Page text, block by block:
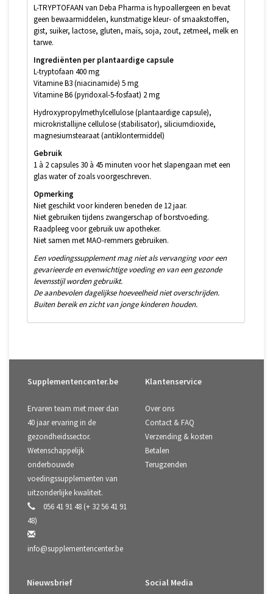
L-TRYPTOFAAN van Deba Pharma is hypoallergeen en bevat
geen bewaarmiddelen, kunstmatige kleur- of smaakstoffen,
gist, suiker, lactose, gluten, maïs, soja, zout, zetmeel, melk en
tarwe.
Ingrediënten per plantaardige capsule
L-tryptofaan 400 mg
Vitamine B3 (niacinamide) 5 mg
Vitamine B6 (pyridoxal-5-fosfaat) 2 mg
Hydroxypropylmethylcellulose (plantaardige capsule),
microkristallijne cellulose (stabilisator), siliciumdioxide,
magnesiumstearaat (antiklontermiddel)
Gebruik
1 à 2 capsules 30 à 45 minuten voor het slapengaan met een
glas water of zoals voorgeschreven.
Opmerking
Niet geschikt voor kinderen beneden de 12 jaar.
Niet gebruiken tijdens zwangerschap of borstvoeding.
Raadpleeg voor gebruik uw apotheker.
Niet samen met MAO-remmers gebruiken.
Een voedingssupplement mag niet als vervanging voor een
gevarieerde en evenwichtige voeding en van een gezonde
levensstijl worden gebruikt.
De aanbevolen dagelijkse hoeveelheid niet overschrijden.
Buiten bereik en zicht van jonge kinderen houden.
Supplementencenter.be
Ervaren team met meer dan
40 jaar ervaring in de
gezondheidssector.
Wetenschappelijk
onderbouwde
voedingssupplementen van
uitzonderlijke kwaliteit.
056 41 91 48 (+ 32 56 41 91
48)
info@supplementencenter.be
Klantenservice
Over ons
Contact & FAQ
Verzending & kosten
Betalen
Terugzenden
Nieuwsbrief Social Media